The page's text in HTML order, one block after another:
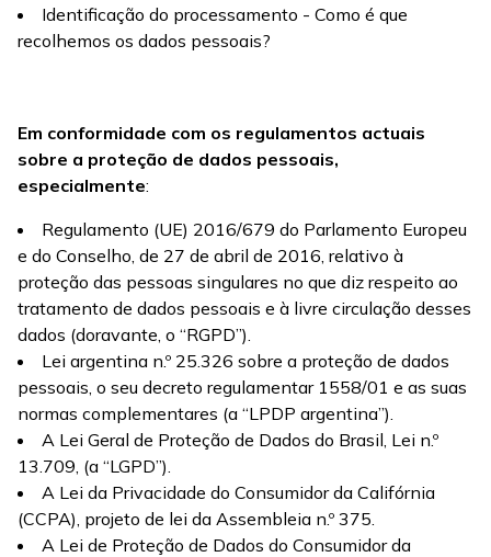
Identificação do processamento - Como é que
recolhemos os dados pessoais?
Em conformidade com os regulamentos actuais
sobre a proteção de dados pessoais,
especialmente:
Regulamento (UE) 2016/679 do Parlamento Europeu
e do Conselho, de 27 de abril de 2016, relativo à
proteção das pessoas singulares no que diz respeito ao
tratamento de dados pessoais e à livre circulação desses
dados (doravante, o “RGPD”).
Lei argentina n.º 25.326 sobre a proteção de dados
pessoais, o seu decreto regulamentar 1558/01 e as suas
normas complementares (a “LPDP argentina”).
A Lei Geral de Proteção de Dados do Brasil, Lei n.º
13.709, (a “LGPD”).
A Lei da Privacidade do Consumidor da Califórnia
(CCPA), projeto de lei da Assembleia n.º 375.
A Lei de Proteção de Dados do Consumidor da